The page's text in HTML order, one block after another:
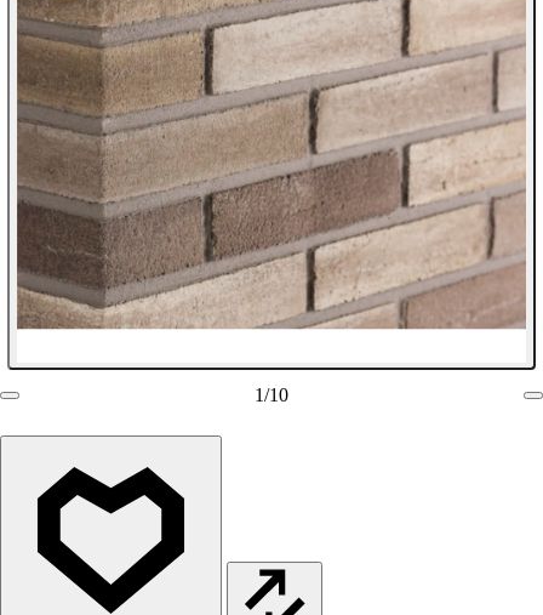
1/10